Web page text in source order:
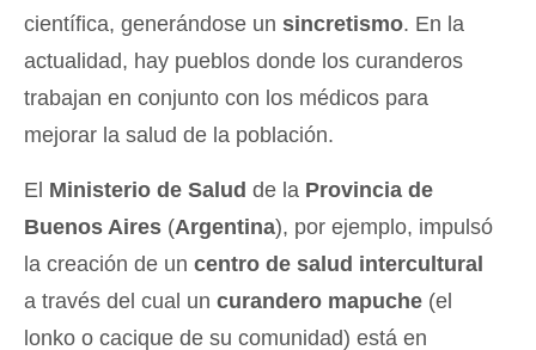
científica, generándose un sincretismo. En la
actualidad, hay pueblos donde los curanderos
trabajan en conjunto con los médicos para
mejorar la salud de la población.
El Ministerio de Salud de la Provincia de
Buenos Aires (Argentina), por ejemplo, impulsó
la creación de un centro de salud intercultural
a través del cual un curandero mapuche (el
lonko o cacique de su comunidad) está en